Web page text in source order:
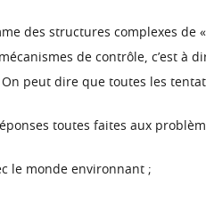
des structures complexes de
de contrôle, c’est à
peut dire que toutes les
toutes faites aux
le monde environnant ;